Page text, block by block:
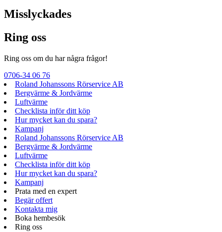
Misslyckades
Ring oss
Ring oss om du har några frågor!
0706-34 06 76
Roland Johanssons Rörservice AB
Bergvärme & Jordvärme
Luftvärme
Checklista inför ditt köp
Hur mycket kan du spara?
Kampanj
Roland Johanssons Rörservice AB
Bergvärme & Jordvärme
Luftvärme
Checklista inför ditt köp
Hur mycket kan du spara?
Kampanj
Prata med en expert
Begär offert
Kontakta mig
Boka hembesök
Ring oss